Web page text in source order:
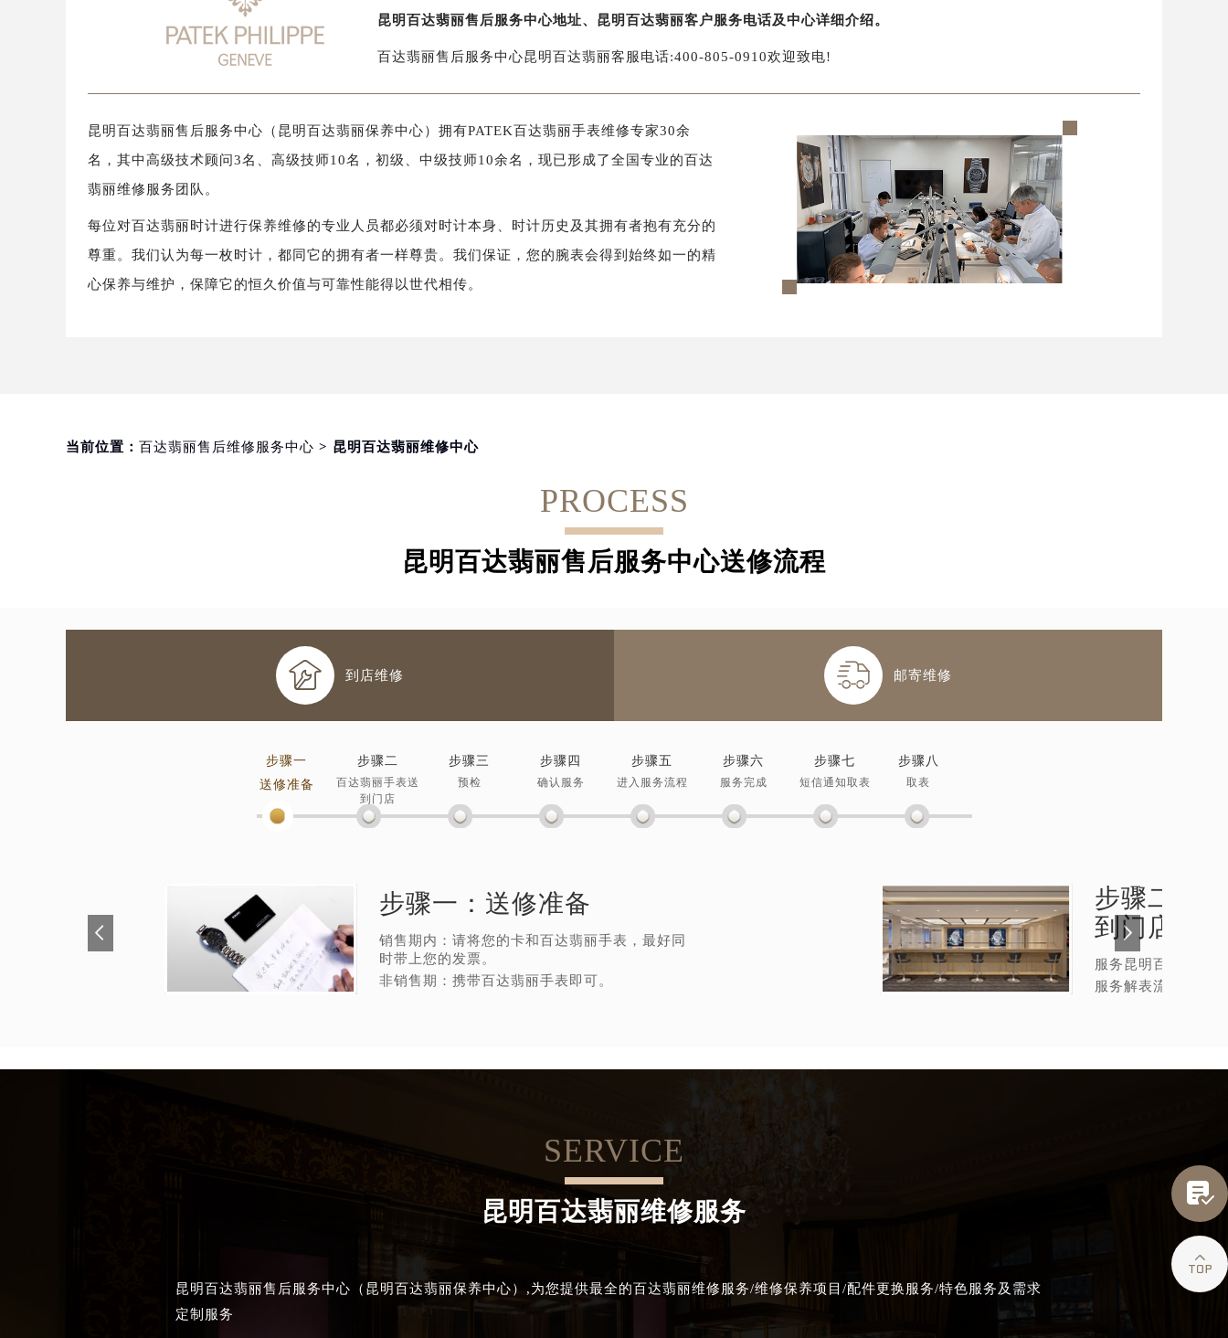
昆明百达翡丽售后服务中心地址、昆明百达翡丽客户服务电话及中心详细介绍。
百达翡丽售后服务中心昆明百达翡丽客服电话:400-805-0910欢迎致电!
昆明百达翡丽售后服务中心（昆明百达翡丽保养中心）拥有PATEK百达翡丽手表维修专家30余
名，其中高级技术顾问3名、高级技师10名，初级、中级技师10余名，现已形成了全国专业的百达
翡丽维修服务团队。
每位对百达翡丽时计进行保养维修的专业人员都必须对时计本身、时计历史及其拥有者抱有充分的
尊重。我们认为每一枚时计，都同它的拥有者一样尊贵。我们保证，您的腕表会得到始终如一的精
心保养与维护，保障它的恒久价值与可靠性能得以世代相传。
当前位置： 百达翡丽售后维修服务中心 > 昆明百达翡丽维修中心
PROCESS
昆明百达翡丽售后服务中心送修流程
 到店维修  邮寄维修
步骤一
送修准备
步骤二
百达翡丽手表送
到门店
步骤三
预检
步骤四
确认服务
步骤五
进入服务流程
步骤六
服务完成
步骤七
短信通知取表
步骤八
取表
步骤一： 送修准备
销售期内：请将您的卡和百达翡丽手表，最好同
时带上您的发票。
非销售期：携带百达翡丽手表即可。
步骤二：
到门店
服务昆明百达翡丽
服务解表流程
SERVICE
昆明百达翡丽维修服务
昆明百达翡丽售后服务中心（昆明百达翡丽保养中心）,为您提供最全的百达翡丽维修服务/维修保养项目/配件更换服务/特色服务及需求
定制服务

